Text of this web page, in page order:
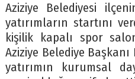
Aziziye Belediyesi
yatırımların startını
kişilik kapalı spor
Aziziye Belediye
yatırımın kurumsal